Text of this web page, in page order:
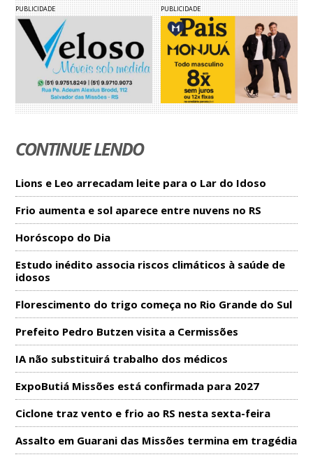
PUBLICIDADE PUBLICIDADE
CONTINUE LENDO
Lions e Leo arrecadam leite para o Lar do Idoso
Frio aumenta e sol aparece entre nuvens no RS
Horóscopo do Dia
Estudo inédito associa riscos climáticos à saúde de
idosos
Florescimento do trigo começa no Rio Grande do Sul
Prefeito Pedro Butzen visita a Cermissões
IA não substituirá trabalho dos médicos
ExpoButiá Missões está confirmada para 2027
Ciclone traz vento e frio ao RS nesta sexta-feira
Assalto em Guarani das Missões termina em tragédia